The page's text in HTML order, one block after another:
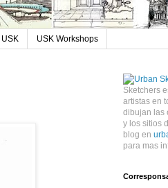
USK Workshops
Sketchers
artistas en
dibujan las
y los sitios
blog en
para mas